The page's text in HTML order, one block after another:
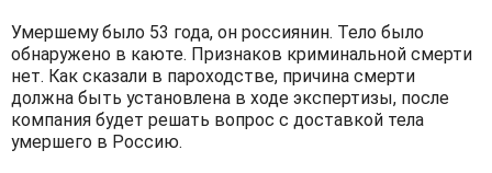
Умершему было 53 года, он россиянин. Тело было
обнаружено в каюте. Признаков криминальной смерти
нет. Как сказали в пароходстве, причина смерти
должна быть установлена в ходе экспертизы, после
компания будет решать вопрос с доставкой тела
умершего в Россию.